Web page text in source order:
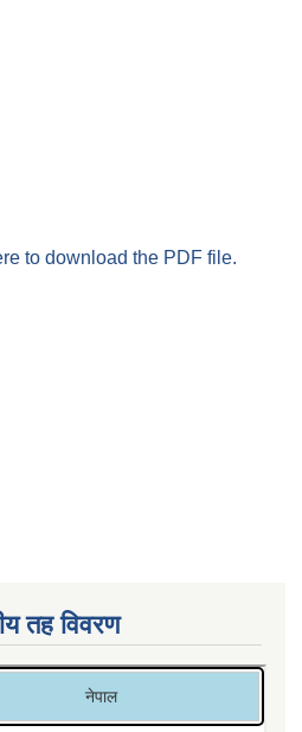
to download the PDF file.
तह विवरण